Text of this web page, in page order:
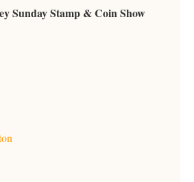
Sunday Stamp & Coin Show